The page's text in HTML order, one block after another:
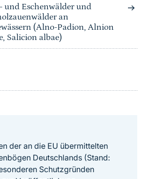
und Eschenwälder und
an
(Alno-Padion, Alnion
Salicion albae)
der an die EU übermittelten
Deutschlands (Stand:
Schutzgründen